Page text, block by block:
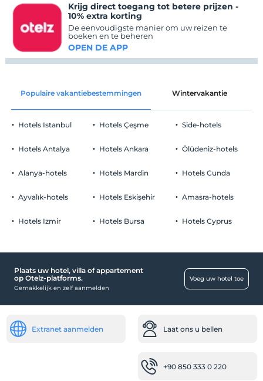
Krijg direct toegang tot betere prijzen -
10% extra korting
De eenvoudigste manier om uw reizen te
boeken en te beheren
OPEN DE APP
Populaire vakantiebestemmingen Wintervakantie
Hotels Istanbul
Hotels Antalya
Alanya-hotels
Ayvalık-hotels
Hotels Izmir
Hotels Çeşme
Hotels Ankara
Hotels Mardin
Hotels Eskişehir
Hotels Bursa
Side-hotels
Ölüdeniz-hotels
Hotels Cunda
Amasra-hotels
Hotels Cyprus
Plaats uw hotel, villa of appartement
op Otelz-platforms.
Gemakkelijk en zelf aanmelden
Voeg uw hotel toe
Extranet aanmelden Laat ons u bellen
+90 850 333 0 220